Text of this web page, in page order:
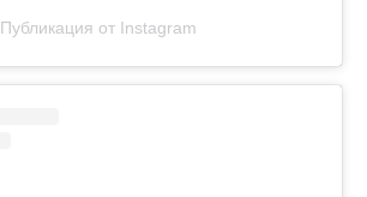
Публикация от Instagram